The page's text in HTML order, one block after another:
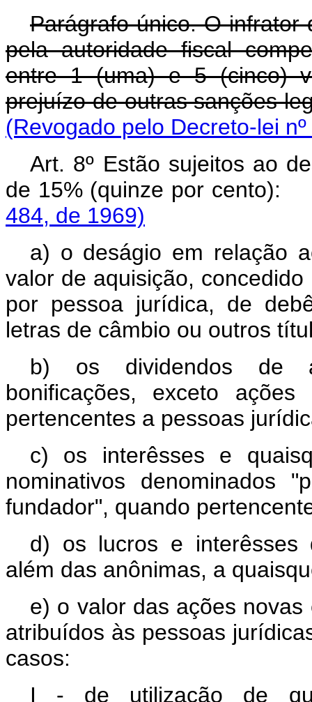
Parágrafo único. O infrator
pela autoridade fiscal
entre 1 (uma) e 5 (cinco)
prejuízo de outras sanções
(Revogado pelo Decreto-lei
Art. 8º Estão sujeitos ao
de 15% (quinze
484, de 1969)
a) o deságio em relação
valor de aquisição,
por pessoa jurídica, de
letras de câmbio ou outros
b) os dividendos de
bonificações, exceto
pertencentes a pessoas
c) os interêsses e
nominativos denominados
fundador", quando
d) os lucros e interêsses
além das anônimas, a
e) o valor das ações
atribuídos às pessoas
casos:
I - de utilização de